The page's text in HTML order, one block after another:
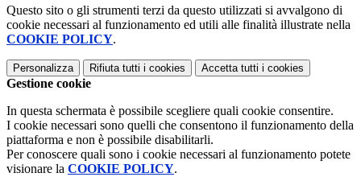
Questo sito o gli strumenti terzi da questo utilizzati si avvalgono di
cookie necessari al funzionamento ed utili alle finalità illustrate nella
COOKIE POLICY.
Personalizza Rifiuta tutti i cookies Accetta tutti i cookies
Gestione cookie
In questa schermata è possibile scegliere quali cookie consentire.
I cookie necessari sono quelli che consentono il funzionamento della
piattaforma e non è possibile disabilitarli.
Per conoscere quali sono i cookie necessari al funzionamento potete
visionare la COOKIE POLICY.